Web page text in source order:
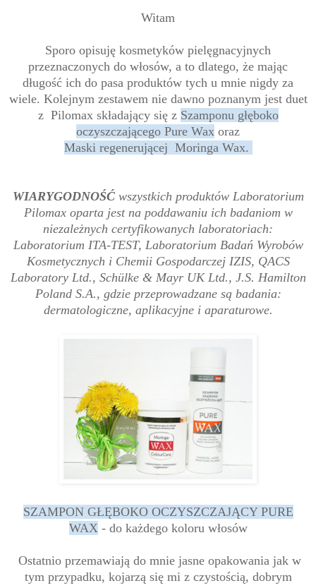
Witam
Sporo opisuję kosmetyków pielęgnacyjnych
przeznaczonych do włosów, a to dlatego, że mając
długość ich do pasa produktów tych u mnie nigdy za
wiele. Kolejnym zestawem nie dawno poznanym jest duet
z Pilomax składający się z Szamponu głęboko
oczyszczającego Pure Wax oraz
Maski regenerującej Moringa Wax.
WIARYGODNOŚĆ wszystkich produktów Laboratorium
Pilomax oparta jest na poddawaniu ich badaniom w
niezależnych certyfikowanych laboratoriach:
Laboratorium ITA-TEST, Laboratorium Badań Wyrobów
Kosmetycznych i Chemii Gospodarczej IZIS, QACS
Laboratory Ltd., Schülke & Mayr UK Ltd., J.S. Hamilton
Poland S.A., gdzie przeprowadzane są badania:
dermatologiczne, aplikacyjne i aparaturowe.
SZAMPON GŁĘBOKO OCZYSZCZAJĄCY PURE
WAX - do każdego koloru włosów
Ostatnio przemawiają do mnie jasne opakowania jak w
tym przypadku, kojarzą się mi z czystością, dobrym